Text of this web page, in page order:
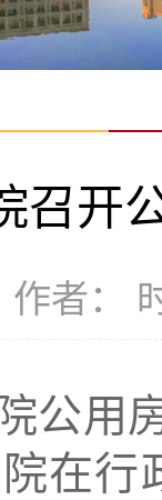
召开
作者：
公用
在行